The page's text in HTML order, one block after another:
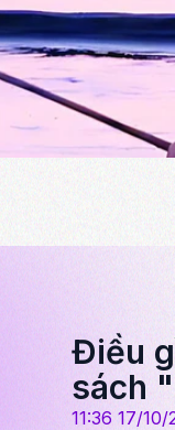
Điều
sách
11:36 17/10/